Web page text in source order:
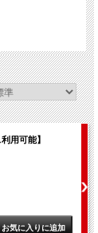
用可能】